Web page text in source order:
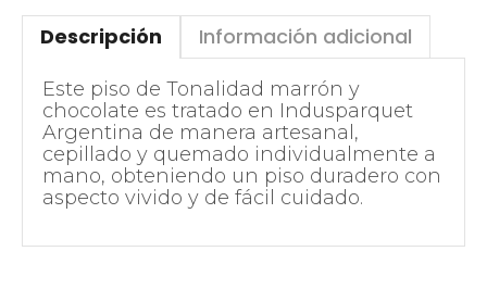
Descripción Información adicional
Este piso de Tonalidad marrón y
chocolate es tratado en Indusparquet
Argentina de manera artesanal,
cepillado y quemado individualmente a
mano, obteniendo un piso duradero con
aspecto vivido y de fácil cuidado.